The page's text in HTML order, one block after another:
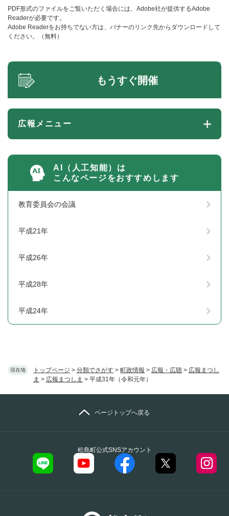
現在地 トップページ > 分類でさがす > 町政情報 > 広報・広聴 > 広報まつし
ま > 広報まつしま > 平成31年（令和元年）
PDF形式のファイルをご覧いただく場合には、Adobe社が提供するAdobe
Readerが必要です。
Adobe Readerをお持ちでない方は、バナーのリンク先からダウンロードして
ください。（無料）
もうすぐ開催
広報メニュー
AI（人工知能）は
こんなページをおすすめします
教育委員会の会議
平成21年
平成26年
平成28年
平成24年
松島町公式SNSアカウント
ページトップへ戻る